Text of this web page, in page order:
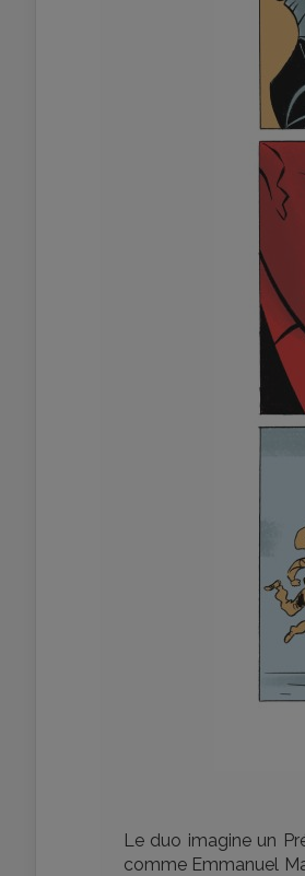
Le duo imagine un
comme Emmanuel